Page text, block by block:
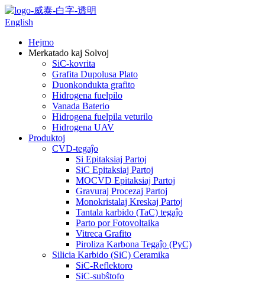
English
Hejmo
Merkatado kaj Solvoj
SiC-kovrita
Grafita Dupolusa Plato
Duonkondukta grafito
Hidrogena fuelpilo
Vanada Baterio
Hidrogena fuelpila veturilo
Hidrogena UAV
Produktoj
CVD-tegaĵo
Si Epitaksiaj Partoj
SiC Epitaksiaj Partoj
MOCVD Epitaksiaj Partoj
Gravuraj Procezaj Partoj
Monokristalaj Kreskaj Partoj
Tantala karbido (TaC) tegaĵo
Parto por Fotovoltaika
Vitreca Grafito
Piroliza Karbona Tegaĵo (PyC)
Silicia Karbido (SiC) Ceramika
SiC-Reflektoro
SiC-subŝtofo